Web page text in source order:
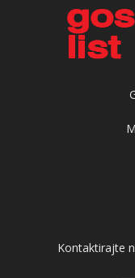
Kontaktirajte